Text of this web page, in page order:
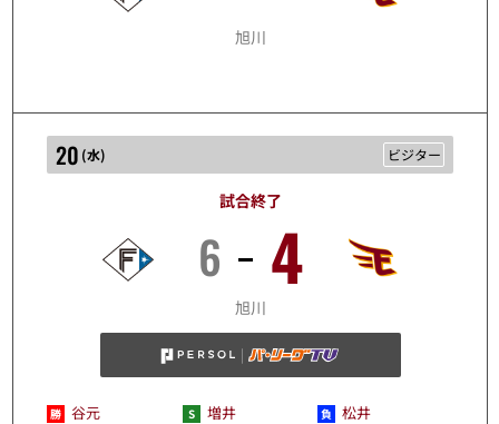
旭川
8/20
20 (水) ビジター
試合終了
6 4
旭川
谷元 増井 松井